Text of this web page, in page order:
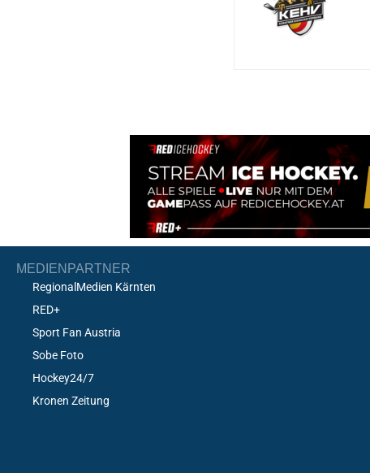
MEDIENPARTNER
RegionalMedien Kärnten
RED+
Sport Fan Austria
Sobe Foto
Hockey24/7
Kronen Zeitung